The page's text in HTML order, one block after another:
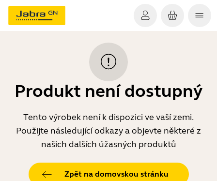
Produkt není dostupný
Tento výrobek není k dispozici ve vaší zemi.
Použijte následující odkazy a objevte některé z
našich dalších úžasných produktů
Zpět na domovskou stránku